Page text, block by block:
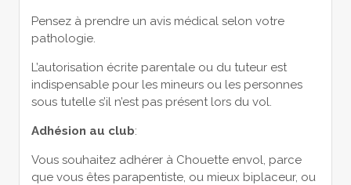
Pensez à prendre un avis médical selon votre
pathologie.
L’autorisation écrite parentale ou du tuteur est
indispensable pour les mineurs ou les personnes
sous tutelle s’il n’est pas présent lors du vol.
Adhésion au club:
Vous souhaitez adhérer à Chouette envol, parce
que vous êtes parapentiste, ou mieux biplaceur, ou